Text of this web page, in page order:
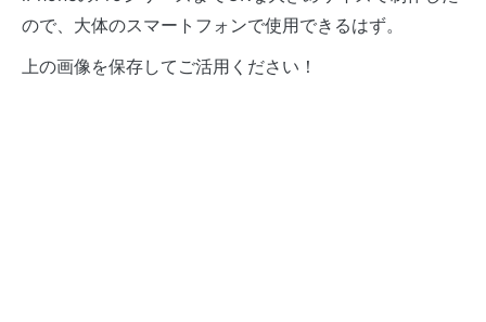
ので、大体のスマートフォンで使用できるはず。
上の画像を保存してご活用ください！